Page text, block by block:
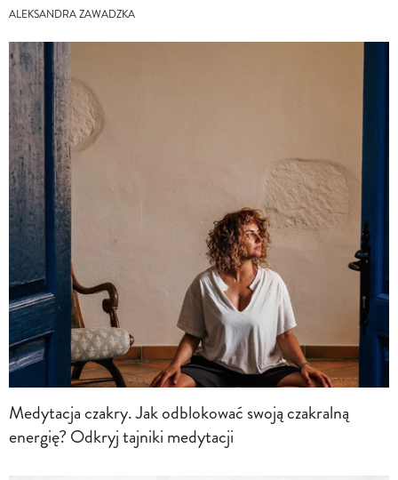
ALEKSANDRA ZAWADZKA
Medytacja czakry. Jak odblokować swoją czakralną
energię? Odkryj tajniki medytacji